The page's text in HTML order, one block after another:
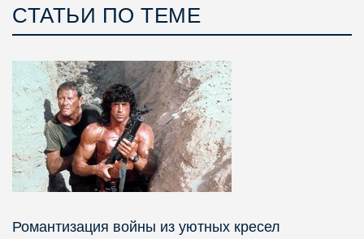
СТАТЬИ ПО ТЕМЕ
Романтизация войны из уютных кресел